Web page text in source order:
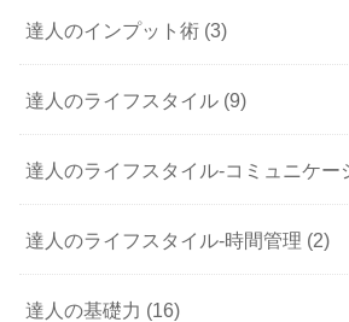
達人のインプット術 (3)
達人のライフスタイル (9)
達人のライフスタイル-コミュニケー
達人のライフスタイル-時間管理 (2)
達人の基礎力 (16)